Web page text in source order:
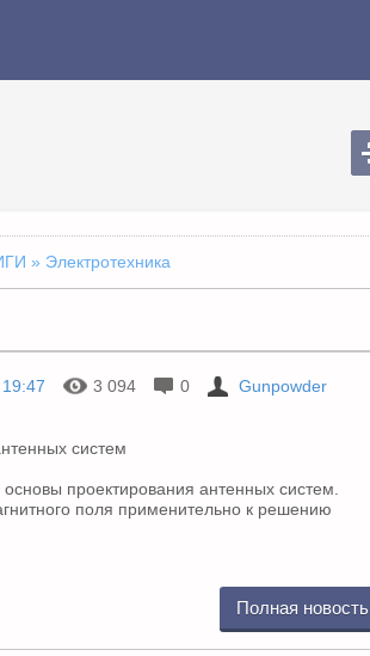
» Электротехника
3 094 0 Gunpowder
проектирования антенных систем.
поля применительно к решению
Полная новость